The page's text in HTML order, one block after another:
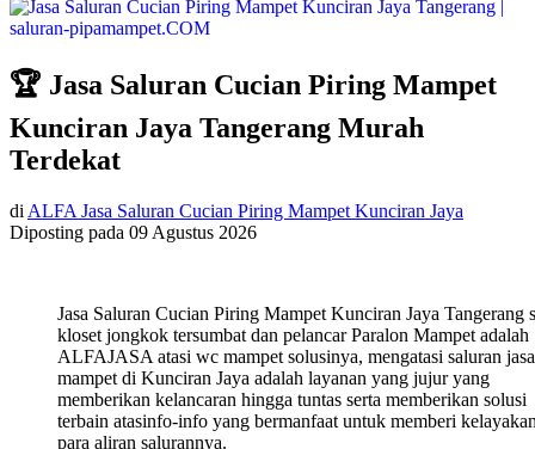
🏆 Jasa Saluran Cucian Piring Mampet
Kunciran Jaya Tangerang Murah
Terdekat
di ALFA Jasa Saluran Cucian Piring Mampet Kunciran Jaya
Diposting pada 09 Agustus 2026
Jasa Saluran Cucian Piring Mampet Kunciran Jaya Tangerang
kloset jongkok tersumbat dan pelancar Paralon Mampet adalah
ALFAJASA atasi wc mampet solusinya, mengatasi saluran jasa
mampet di Kunciran Jaya adalah layanan yang jujur yang
memberikan kelancaran hingga tuntas serta memberikan solusi
terbain atasinfo-info yang bermanfaat untuk memberi
para aliran salurannya.